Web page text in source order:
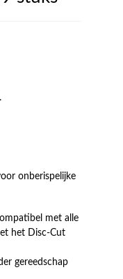
onberispelijke
met alle
het Disc-Cut
gereedschap